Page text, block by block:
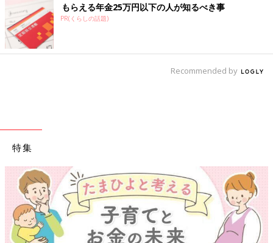
kumari_baby0324さんは西松屋で夏服をGET！Tシャツは359円
（税別）だったそうで、500円以下とは思えない可愛さですよ
ね。こちらの方は同じくイエローカラーのハーフパンツも買った
んだとか。
もらえる年金25万円以下の人が知るべき事
PR(くらしの話題)
Recommended by
特集